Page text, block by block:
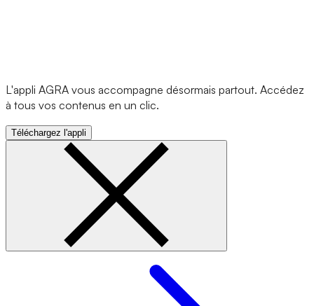
L'appli AGRA vous accompagne désormais partout. Accédez
à tous vos contenus en un clic.
Téléchargez l'appli